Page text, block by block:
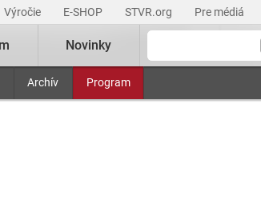
Výročie E-SHOP STVR.org Pre médiá
Archív Program
Novinky